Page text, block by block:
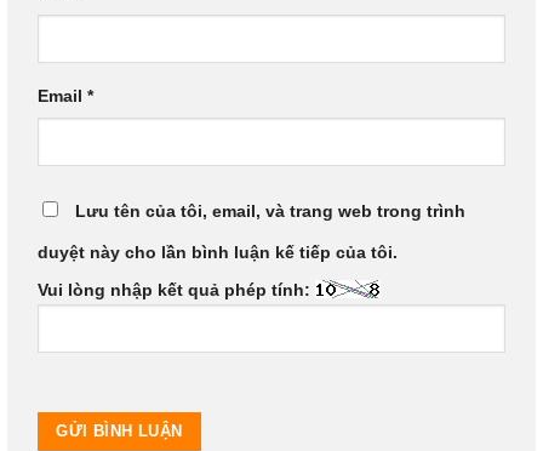
Email *
Lưu tên của tôi, email, và trang web trong trình
duyệt này cho lần bình luận kế tiếp của tôi.
Vui lòng nhập kết quả phép tính: